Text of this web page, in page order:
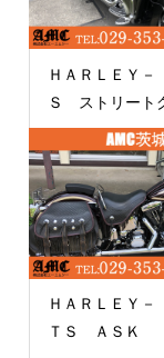
ＨＡＲＬＥＹ－
Ｓ ストリート
ＨＡＲＬＥＹ－
ＴＳ ＡＳＫ